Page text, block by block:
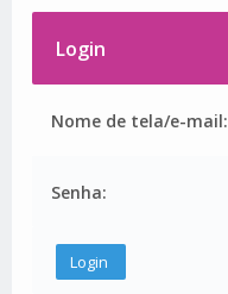
Login
Nome de tela/e-mail:
Senha: